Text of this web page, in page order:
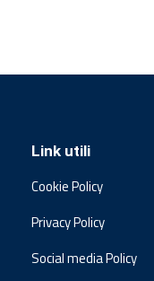
Link utili
Cookie Policy
Privacy Policy
Social media Policy